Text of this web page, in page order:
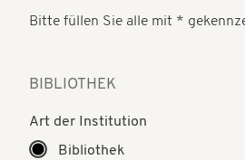
Bitte füllen Sie alle mit *
BIBLIOTHEK
Art der Institution
Bibliothek